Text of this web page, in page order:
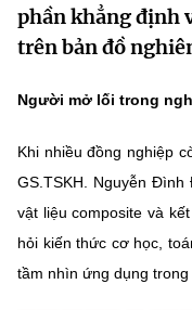
Bưu chính, Viễn
Năng lượng
Tin tổng hợp
Văn bản chỉ đạo
THỐNG KÊ
Chuyển đổi số
Bưu chính, Viễn
Sở hữu trí tuệ
THƯ ĐIỆN TỬ
Khác
Videos
Infographic
phần khẳng định
trên bản đồ
Người mở lối trong
Khi nhiều đồng nghiệp
GS.TSKH. Nguyễn
vật liệu composite và
hỏi kiến thức cơ học,
tầm nhìn ứng dụng trong